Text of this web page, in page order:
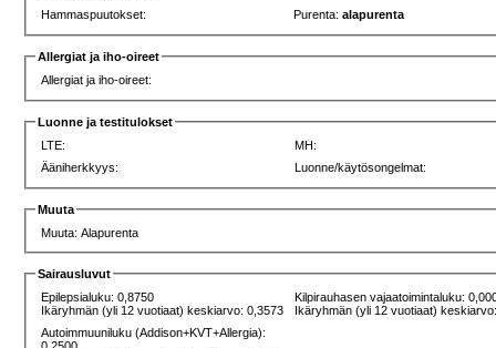
Hammaspuutokset:
Purenta:alapurenta
Allergiat ja iho-oireet
Allergiat ja iho-oireet:
Luonne ja testitulokset
LTE:
MH:
Ääniherkkyys:
Luonne/käytösongelmat:
Muuta
Muuta: Alapurenta
Sairausluvut
Epilepsialuku: 0,8750
Ikäryhmän (yli 12 vuotiaat) keskiarvo: 0,3573
Kilpirauhasen vajaatoimintaluku:
Ikäryhmän (yli 12 vuotiaat)
Autoimmuuniluku (Addison+KVT+Allergia):